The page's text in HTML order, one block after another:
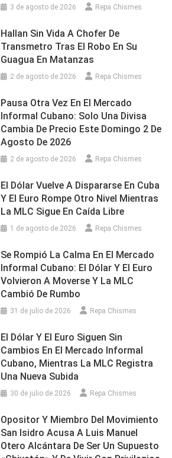
3 de agosto de 2026 Repa Chismes
Hallan Sin Vida A Chofer De
Transmetro Tras El Robo En Su
Guagua En Matanzas
2 de agosto de 2026 Repa Chismes
Pausa Otra Vez En El Mercado
Informal Cubano: Solo Una Divisa
Cambia De Precio Este Domingo 2 De
Agosto De 2026
2 de agosto de 2026 Repa Chismes
El Dólar Vuelve A Dispararse En Cuba
Y El Euro Rompe Otro Nivel Mientras
La MLC Sigue En Caída Libre
1 de agosto de 2026 Repa Chismes
Se Rompió La Calma En El Mercado
Informal Cubano: El Dólar Y El Euro
Volvieron A Moverse Y La MLC
Cambió De Rumbo
31 de julio de 2026 Repa Chismes
El Dólar Y El Euro Siguen Sin
Cambios En El Mercado Informal
Cubano, Mientras La MLC Registra
Una Nueva Subida
30 de julio de 2026 Repa Chismes
Opositor Y Miembro Del Movimiento
San Isidro Acusa A Luis Manuel
Otero Alcántara De Ser Un Supuesto